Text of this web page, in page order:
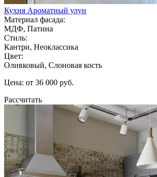
Кухня Ароматный улун
Материал фасада:
МДФ, Патина
Стиль:
Кантри, Неоклассика
Цвет:
Оливковый, Слоновая кость
Цена: от 36 000 руб.
Рассчитать